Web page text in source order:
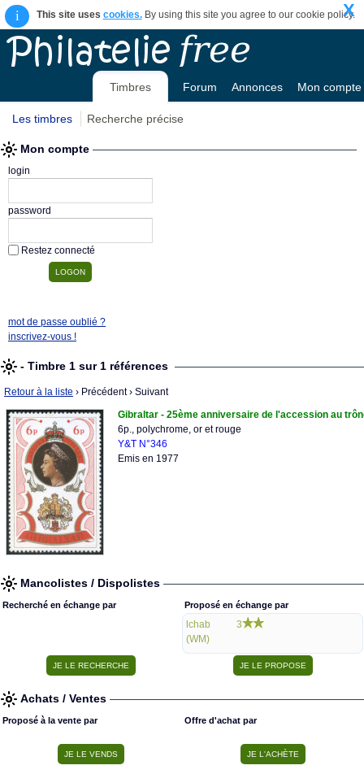
i This site uses cookies.By using this site you agree to our cookie policy.
X
Timbres Forum Annonces Mon compte
Les timbres Recherche précise
Mon compte
login
password
Restez connecté
mot de passe oublié ?
inscrivez-vous !
- Timbre 1 sur 1 références
Retour à la liste › Précédent› Suivant
Gibraltar - 25ème anniversaire de l'accession au
6p., polychrome, or et rouge
Y&T N°346
Emis en 1977
Mancolistes / Dispolistes
Recherché en échange par Proposé en échange par
lchab
(WM)
3
Achats / Ventes
Proposé à la vente par Offre d'achat par